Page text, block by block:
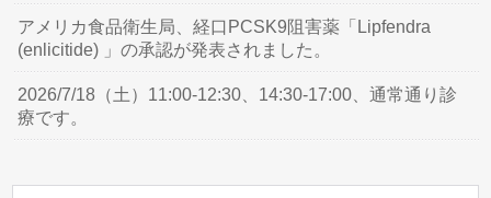
アメリカ食品衛生局、経口PCSK9阻害薬「Lipfendra
(enlicitide) 」の承認が発表されました。
2026/7/18（土）11:00-12:30、14:30-17:00、通常通り診
療です。